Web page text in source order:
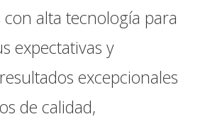
con alta tecnología para
expectativas y
excepcionales
de calidad,